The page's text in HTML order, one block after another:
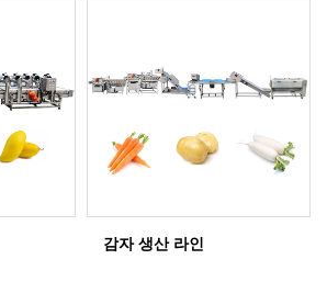
감자 생산 라인